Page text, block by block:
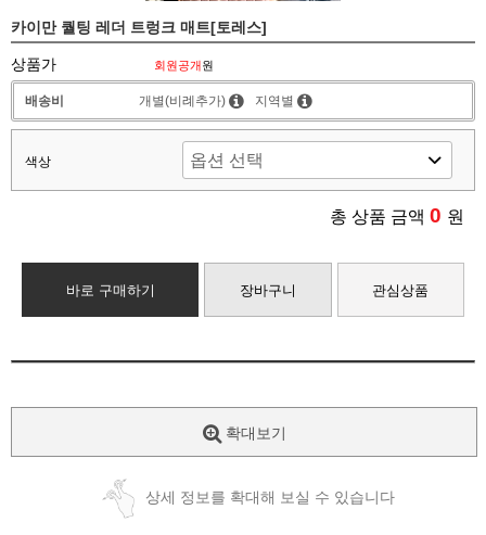
카이만 퀄팅 레더 트렁크 매트[토레스]
상품가 회원공개원
배송비 개별(비례추가) 지역별
색상
총 상품 금액 0 원
바로 구매하기 장바구니 관심상품
확대보기
상세 정보를 확대해 보실 수 있습니다